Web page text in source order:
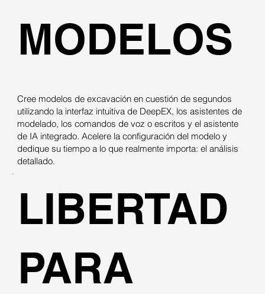
Cree modelos de excavación en cuestión de segundos
utilizando la interfaz intuitiva de DeepEX, los asistentes de
modelado, los comandos de voz o escritos y el asistente
de IA integrado. Acelere la configuración del modelo y
dedique su tiempo a lo que realmente importa: el análisis
detallado.
MODELOS
LIBERTAD
PARA